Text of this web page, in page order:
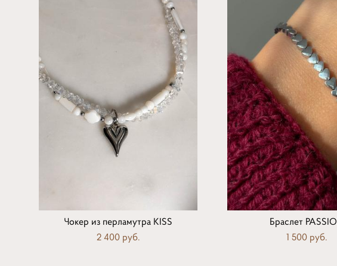
Чокер из перламутра KISS
2 400 pуб.
Браслет
1 500 pуб.